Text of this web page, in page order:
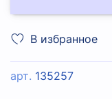
В избранное
арт. 135257